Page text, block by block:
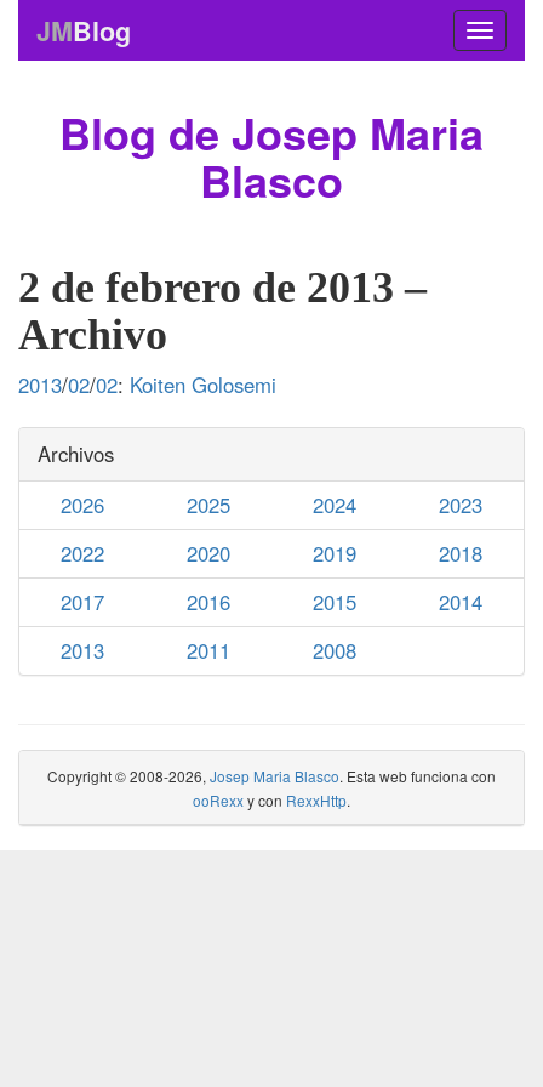
JMBlog
Blog de Josep Maria
Blasco
2 de febrero de 2013 –
Archivo
2013/02/02: Koiten Golosemi
Archivos
2026
2025 2024
2023
2022
2020 2019
2018
2017
2016 2015
2014
2013
2011 2008
Copyright © 2008-2026, Josep Maria Blasco. Esta web funciona con
ooRexxy con RexxHttp.